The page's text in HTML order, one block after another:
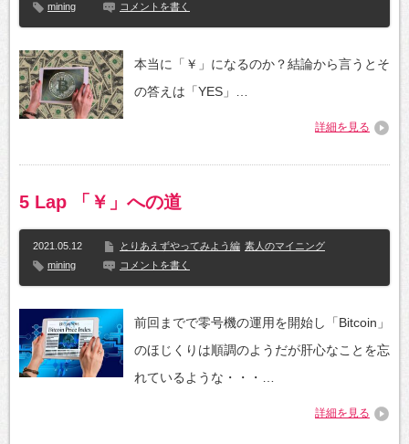
mining
コメントを書く
本当に「￥」になるのか？結論から言うとそ
の答えは「YES」…
詳細を見る
5 Lap 「￥」への道
2021.05.12 とりあえずやってみよう編 素人のマイニング
mining
コメントを書く
前回までで零号機の運用を開始し「Bitcoin」
のほじくりは順調のようだが肝心なことを忘
れているような・・・…
詳細を見る